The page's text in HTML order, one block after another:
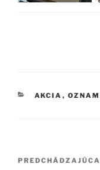
KATEGÓRIE
AKCIA , OZNAM
Navigácia
Predchádzajúci
PREDCHÁDZAJÚCA